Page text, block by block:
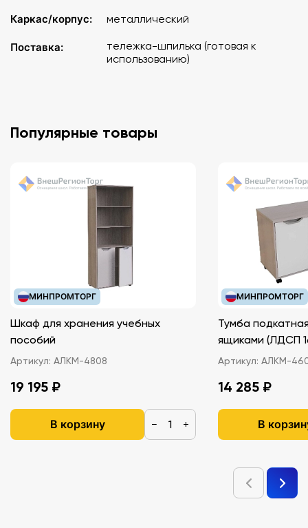
Каркас/корпус:
металлический
Поставка:
тележка-шпилька (готовая к
использованию)
Популярные товары
МИНПРОМТОРГ
Шкаф для хранения учебных
пособий
Артикул: АЛКМ-4808
19 195 ₽
В корзину − +
МИНПРОМТОРГ
Тумба
ящиками
Артикул: АЛКМ-
14 285 ₽
В